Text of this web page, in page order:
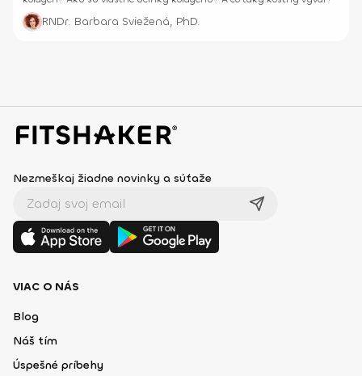
RNDr. Barbara Sviežená, PhD.
Nezmeškaj žiadne novinky a súťaže
VIAC O NÁS
Blog
Náš tím
Úspešné príbehy